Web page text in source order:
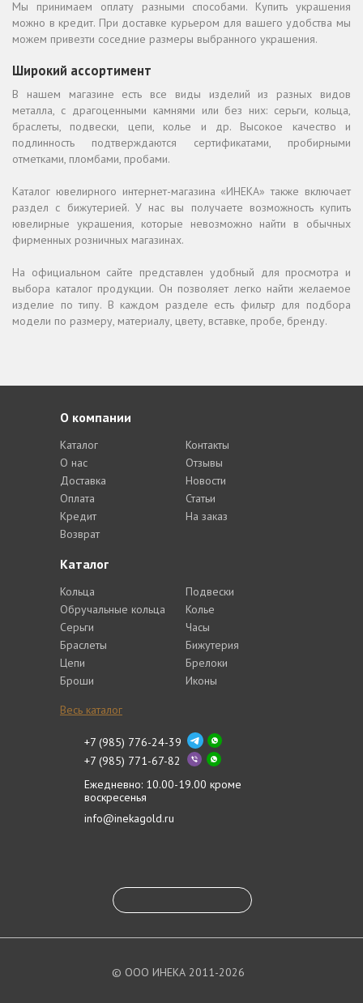
Мы принимаем оплату разными способами. Купить украшения
можно в кредит. При доставке курьером для вашего удобства мы
можем привезти соседние размеры выбранного украшения.
Широкий ассортимент
В нашем магазине есть все виды изделий из разных видов
металла, с драгоценными камнями или без них: серьги, кольца,
браслеты, подвески, цепи, колье и др. Высокое качество и
подлинность подтверждаются сертификатами, пробирными
отметками, пломбами, пробами.
Каталог ювелирного интернет-магазина «ИНЕКА» также включает
раздел с бижутерией. У нас вы получаете возможность купить
ювелирные украшения, которые невозможно найти в обычных
фирменных розничных магазинах.
На официальном сайте представлен удобный для просмотра и
выбора каталог продукции. Он позволяет легко найти желаемое
изделие по типу. В каждом разделе есть фильтр для подбора
модели по размеру, материалу, цвету, вставке, пробе, бренду.
Каталог
Кольца
Обручальные кольца
Серьги
Браслеты
Цепи
Броши
Подвески
Колье
Часы
Бижутерия
Брелоки
Иконы
Весь каталог
О компании
Каталог
О нас
Доставка
Оплата
Кредит
Возврат
Контакты
Отзывы
Новости
Статьи
На заказ
+7 (985) 776-24-39
+7 (985) 771-67-82
Ежедневно: 10.00-19.00 кроме
воскресенья
info@inekagold.ru
© ООО ИНЕКА 2011-2026